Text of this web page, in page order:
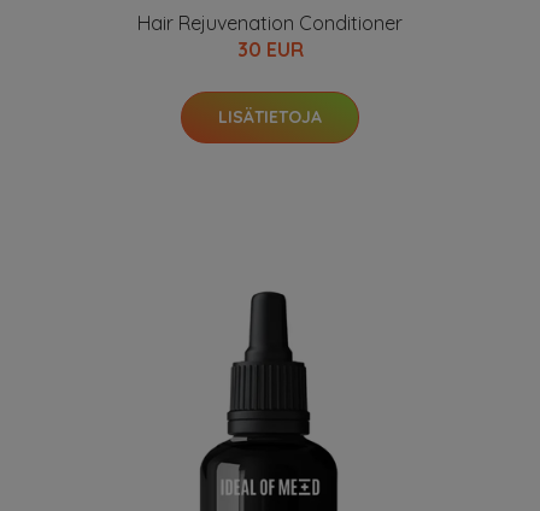
Hair Rejuvenation Conditioner
30 EUR
LISÄTIETOJA